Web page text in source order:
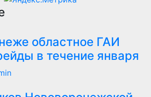
областное ГАИ
в течение января